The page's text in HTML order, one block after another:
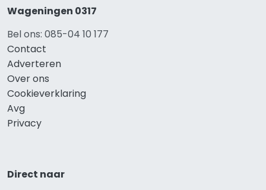
Wageningen 0317
Bel ons: 085-04 10 177
Contact
Adverteren
Over ons
Cookieverklaring
Avg
Privacy
Direct naar